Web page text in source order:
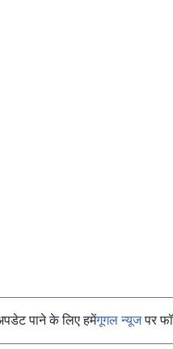
पाने के लिए हमेंगूगल न्यूजपर